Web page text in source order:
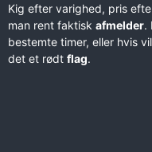
Kig efter varighed, pris
man rent faktisk afmelder.
bestemte timer, eller hvis
det et rødt flag.